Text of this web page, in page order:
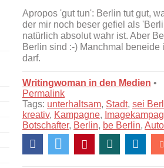
Apropos 'gut tun': Berlin tut gut,
der mir noch beser gefiel als
natürlich absolut wahr ist. Aber
Berlin sind :-) Manchmal
darf.
Writingwoman in den Medien •
Permalink
Tags: unterhaltsam, Stadt, sei
kreativ, Kampagne,
Botschafter, Berlin, be Berlin,